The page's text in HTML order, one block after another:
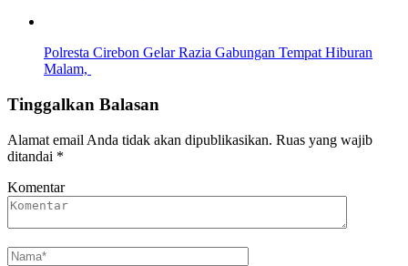
Polresta Cirebon Gelar Razia Gabungan Tempat Hiburan
Malam,
Tinggalkan Balasan
Alamat email Anda tidak akan dipublikasikan. Ruas yang wajib
ditandai *
Komentar